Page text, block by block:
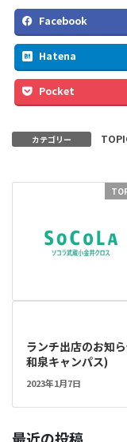
Facebook
Hatena
Pocket
カテゴリー
ランチ出店のお知
和泉キャンパス)
2023年1月7日